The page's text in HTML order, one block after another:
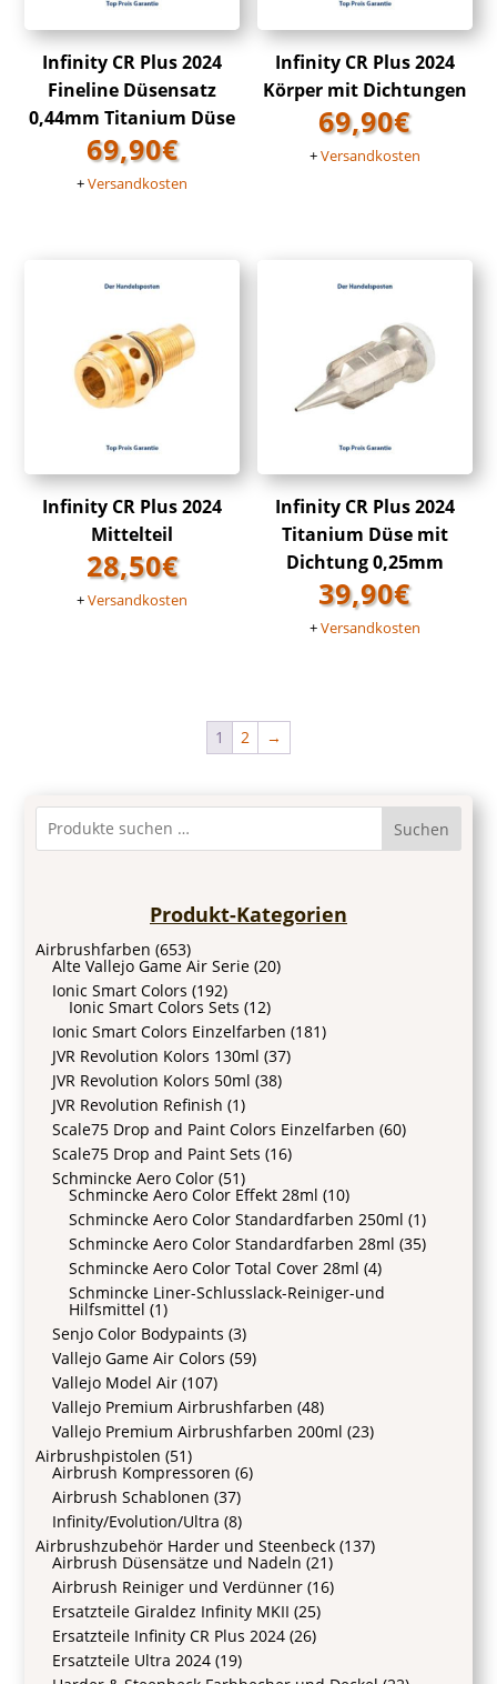
Infinity CR Plus 2024
Fineline Düsensatz
0,44mm Titanium Düse
69,90€
+Versandkosten
Infinity CR Plus 2024
Körper mit Dichtungen
69,90€
+Versandkosten
Infinity CR Plus 2024
Mittelteil
28,50€
+Versandkosten
Infinity CR Plus 2024
Titanium Düse mit
Dichtung 0,25mm
39,90€
+Versandkosten
1 2 →
Suchen
Produkt-Kategorien
Airbrushfarben (653)
Alte Vallejo Game Air Serie (20)
Ionic Smart Colors (192)
Ionic Smart Colors Sets (12)
Ionic Smart Colors Einzelfarben (181)
JVR Revolution Kolors 130ml (37)
JVR Revolution Kolors 50ml (38)
JVR Revolution Refinish (1)
Scale75 Drop and Paint Colors Einzelfarben (60)
Scale75 Drop and Paint Sets (16)
Schmincke Aero Color (51)
Schmincke Aero Color Effekt 28ml (10)
Schmincke Aero Color Standardfarben 250ml (1)
Schmincke Aero Color Standardfarben 28ml (35)
Schmincke Aero Color Total Cover 28ml (4)
Schmincke Liner-Schlusslack-Reiniger-und
Hilfsmittel (1)
Senjo Color Bodypaints (3)
Vallejo Game Air Colors (59)
Vallejo Model Air (107)
Vallejo Premium Airbrushfarben (48)
Vallejo Premium Airbrushfarben 200ml (23)
Airbrushpistolen (51)
Airbrush Kompressoren (6)
Airbrush Schablonen (37)
Infinity/Evolution/Ultra (8)
Airbrushzubehör Harder und Steenbeck (137)
Airbrush Düsensätze und Nadeln (21)
Airbrush Reiniger und Verdünner (16)
Ersatzteile Giraldez Infinity MKII (25)
Ersatzteile Infinity CR Plus 2024 (26)
Ersatzteile Ultra 2024 (19)